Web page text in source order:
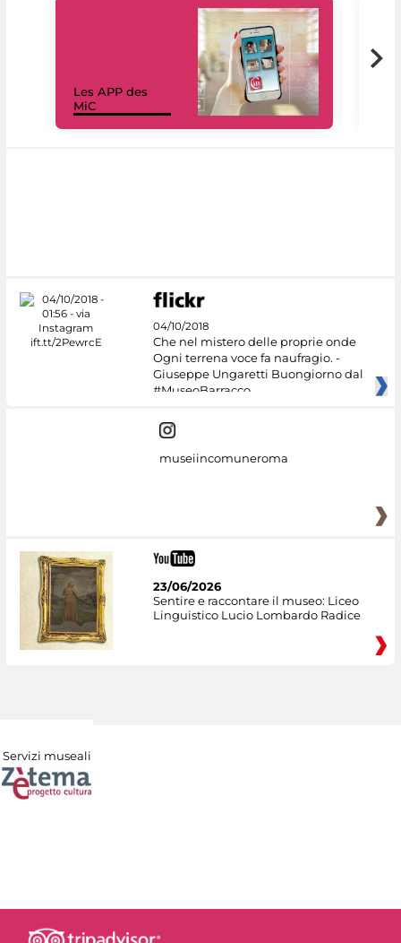
Les APP des
MiC
04/10/2018
Che nel mistero delle proprie onde
Ogni terrena voce fa naufragio. -
Giuseppe Ungaretti Buongiorno dal
#MuseoBarracco
museiincomuneroma
23/06/2026
Sentire e raccontare il museo: Liceo
Linguistico Lucio Lombardo Radice
Servizi museali